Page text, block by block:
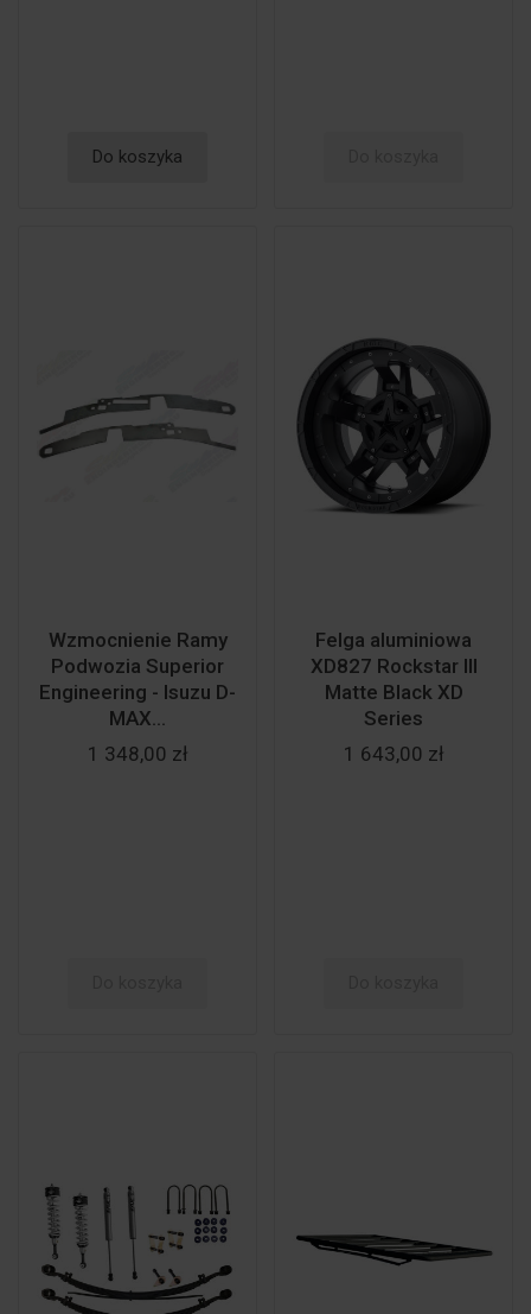
Do koszyka
Wzmocnienie Ramy
Podwozia Superior
Engineering - Isuzu D-
MAX...
1 348,00 zł
Felga aluminiowa
XD827 Rockstar III
Matte Black XD
Series
1 643,00 zł